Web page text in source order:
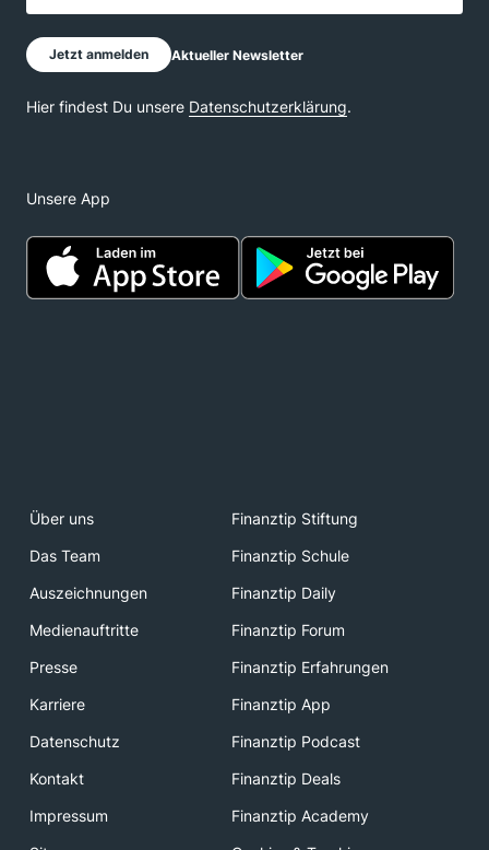
Unsere App
Über uns
Finanztip Stiftung
Das Team
Finanztip Schule
Auszeichnungen
Finanztip Daily
Medienauftritte
Finanztip Forum
Presse
Finanztip Erfahrungen
Karriere
Finanztip App
Datenschutz
Finanztip Podcast
Kontakt
Finanztip Deals
Impressum
Finanztip Academy